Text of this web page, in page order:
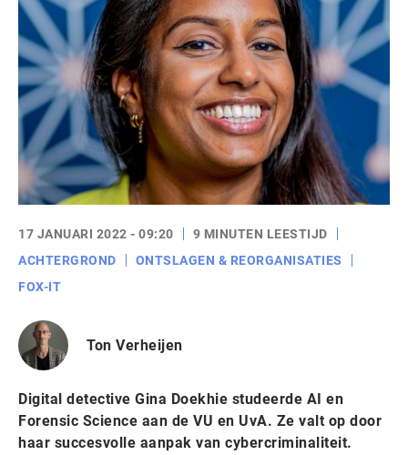
17 JANUARI 2022 - 09:20
9 MINUTEN LEESTIJD
ACHTERGROND
ONTSLAGEN & REORGANISATIES
FOX-IT
Ton Verheijen
Digital detective Gina Doekhie studeerde AI en
Forensic Science aan de VU en UvA. Ze valt op door
haar succesvolle aanpak van cybercriminaliteit.